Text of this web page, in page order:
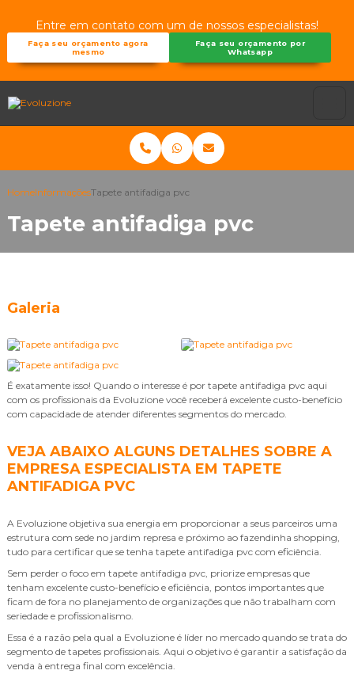
Entre em contato com um de nossos especialistas!
Faça seu orçamento agora
mesmo
Faça seu orçamento por
Whatsapp
HomeInformaçõesTapete antifadiga pvc
Tapete antifadiga pvc
Galeria
É exatamente isso! Quando o interesse é por tapete antifadiga pvc aqui
com os profissionais da Evoluzione você receberá excelente custo-benefício
com capacidade de atender diferentes segmentos do mercado.
VEJA ABAIXO ALGUNS DETALHES SOBRE A
EMPRESA ESPECIALISTA EM TAPETE
ANTIFADIGA PVC
A Evoluzione objetiva sua energia em proporcionar a seus parceiros uma
estrutura com sede no jardim represa e próximo ao fazendinha shopping,
tudo para certificar que se tenha tapete antifadiga pvc com eficiência.
Sem perder o foco em tapete antifadiga pvc, priorize empresas que
tenham excelente custo-benefício e eficiência, pontos importantes que
ficam de fora no planejamento de organizações que não trabalham com
seriedade e profissionalismo.
Essa é a razão pela qual a Evoluzione é líder no mercado quando se trata do
segmento de tapetes profissionais. Aqui o objetivo é garantir a satisfação da
venda à entrega final com excelência.